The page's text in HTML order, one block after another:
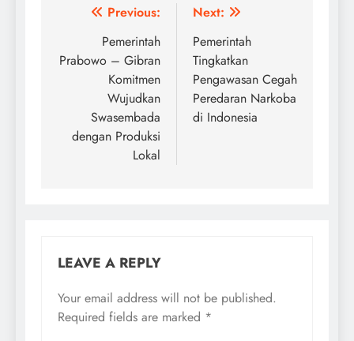
Post
navigation
Previous:
Pemerintah
Prabowo – Gibran
Komitmen
Wujudkan
Swasembada
dengan Produksi
Lokal
Next:
Pemerintah
Tingkatkan
Pengawasan Cegah
Peredaran Narkoba
di Indonesia
LEAVE A REPLY
Your email address will not be published.
Required fields are marked *